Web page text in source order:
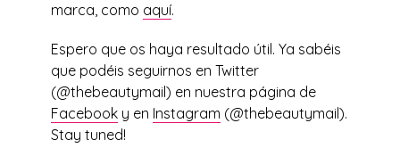
marca, como aquí.
Espero que os haya resultado útil. Ya sabéis
que podéis seguirnos en Twitter
(@thebeautymail) en nuestra página de
Facebook y en Instagram (@thebeautymail).
Stay tuned!